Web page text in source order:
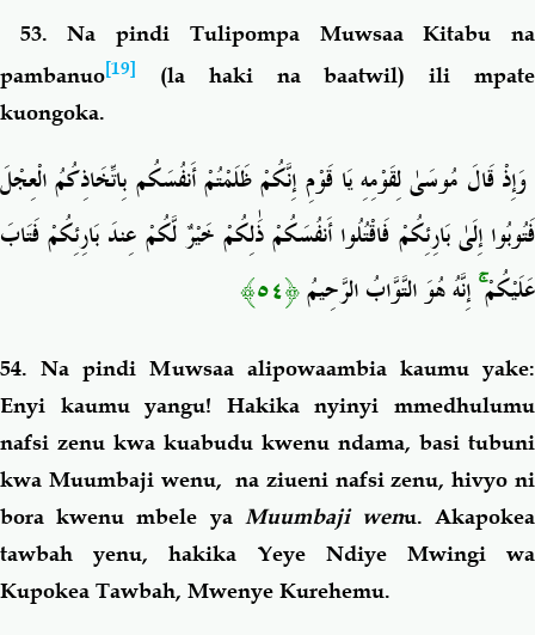
53. Na pindi Tulipompa Muwsaa Kitabu na
pambanuo[19] (la haki na baatwil)
ili mpate
kuongoka.
وَإِذْ قَالَ مُوسَىٰ لِقَوْمِهِ يَا قَوْمِ إِنَّكُمْ ظَلَمْتُمْ أَنفُسَكُم بِاتِّخَاذِكُمُ الْعِجْلَ
فَتُوبُوا إِلَىٰ بَارِئِكُمْ فَاقْتُلُوا أَنفُسَكُمْ ذَٰلِكُمْ خَيْرٌ لَّكُمْ عِندَ بَارِئِكُمْ فَتَابَ
عَلَيْكُمْۚإِنَّهُ هُوَ التَّوَّابُ الرَّحِيمُ﴿٥٤﴾
54. Na pindi Muwsaa alipowaambia kaumu yake:
Enyi kaumu yangu! Hakika nyinyi mmedhulumu
nafsi zenu kwa kuabudu kwenu ndama, basi tubuni
kwa Muumbaji wenu, na ziueni nafsi zenu, hivyo ni
bora kwenu mbele ya Muumbaji wenu. Akapokea
tawbah yenu, hakika Yeye Ndiye Mwingi wa
Kupokea Tawbah, Mwenye Kurehemu.